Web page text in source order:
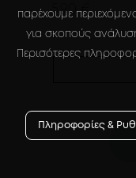
5.90 €
παρέχουμε
για σκοπούς
Περισότερες
Πληροφορίες &